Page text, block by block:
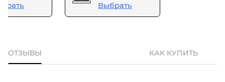
Выбрать
ОТЗЫВЫ КАК КУПИТЬ